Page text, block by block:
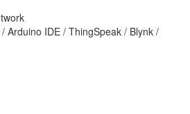
Arduino IDE / ThingSpeak / Blynk /